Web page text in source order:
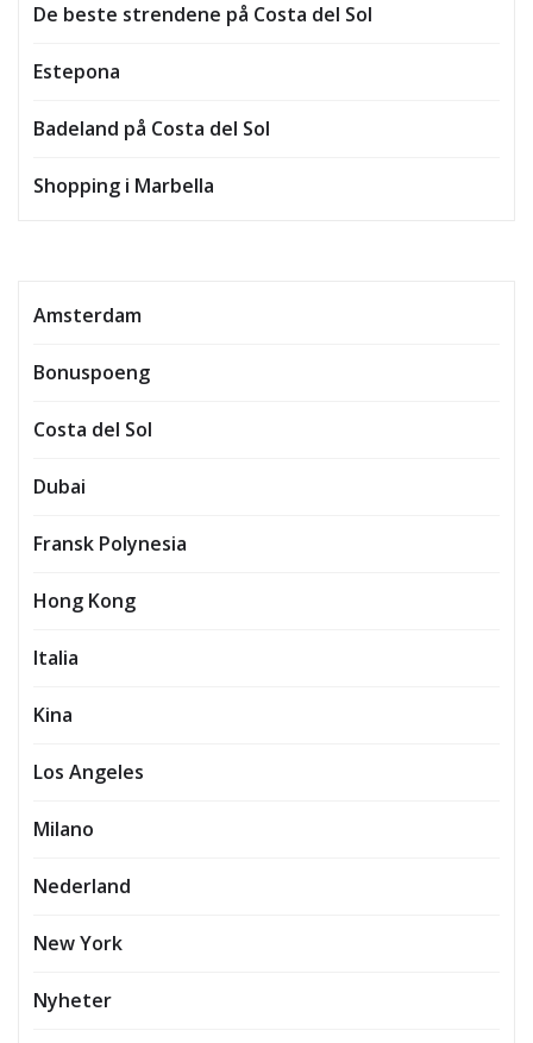
De beste strendene på Costa del Sol
Estepona
Badeland på Costa del Sol
Shopping i Marbella
Amsterdam
Bonuspoeng
Costa del Sol
Dubai
Fransk Polynesia
Hong Kong
Italia
Kina
Los Angeles
Milano
Nederland
New York
Nyheter